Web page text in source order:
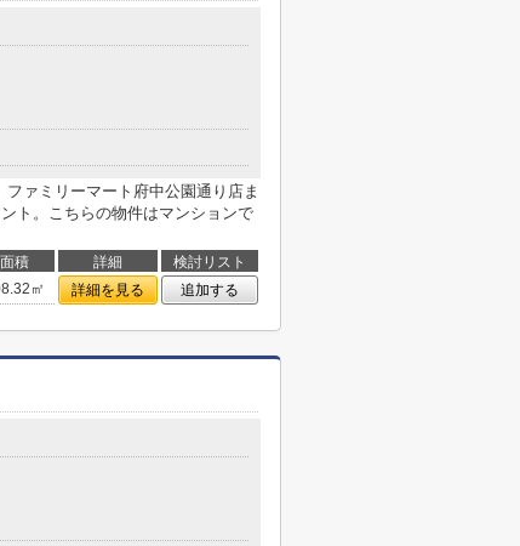
ファミリーマート府中公園通り店ま
ト。こちらの物件はマンションで
面積 詳細
検討リスト
㎡ 詳細を見る 追加する